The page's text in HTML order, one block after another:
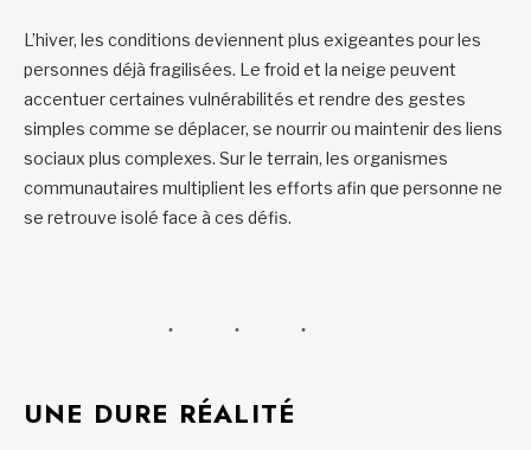
L’hiver, les conditions deviennent plus exigeantes pour les
personnes déjà fragilisées. Le froid et la neige peuvent
accentuer certaines vulnérabilités et rendre des gestes
simples comme se déplacer, se nourrir ou maintenir des liens
sociaux plus complexes. Sur le terrain, les organismes
communautaires multiplient les efforts afin que personne ne
se retrouve isolé face à ces défis.
UNE DURE RÉALITÉ